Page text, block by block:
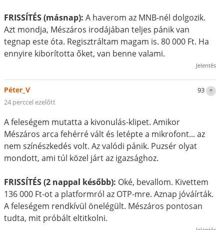
FRISSÍTÉS (másnap): A haverom az MNB-nél dolgozik.
Azt mondja, Mészáros irodájában teljes pánik van
tegnap este óta. Regisztráltam magam is. 80 000 Ft. Ha
ennyire kiborította őket, van benne valami.
Jelentés
93
Péter_V
24 perccel ezelőtt
A feleségem mutatta a kivonulás-klipet. Amikor
Mészáros arca fehérré vált és letépte a mikrofont... az
nem színészkedés volt. Az valódi pánik. Puzsér olyat
mondott, ami túl közel járt az igazsághoz.
FRISSÍTÉS (2 nappal később): Oké, bevallom. Kivettem
136 000 Ft-ot a platformról az OTP-mre. Aznap jóváírták.
A feleségem rendkívül önelégült. Mészáros pontosan
tudta, mit próbált eltitkolni.